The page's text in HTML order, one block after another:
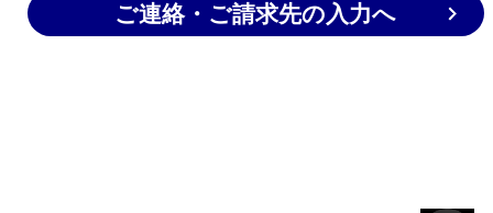
ご連絡・ご請求先の入力へ